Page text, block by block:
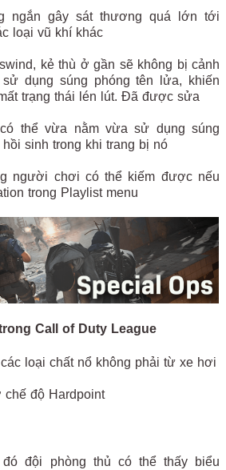
ngắn gây sát thương quá lớn tới
loại vũ khí khác
kẻ thù ở gần sẽ không bị cảnh
dụng súng phóng tên lửa, khiến
trạng thái lén lút. Đã được sửa
thể vừa nằm vừa sử dụng súng
sinh trong khi trang bị nó
người chơi có thể kiếm được nếu
trong Playlist menu
Call of Duty League
loại chất nổ không phải từ xe hơi
độ Hardpoint
đội phòng thủ có thể thấy biểu